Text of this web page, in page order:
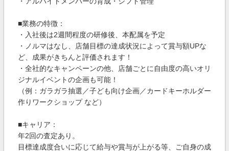
■業務の特徴：
・入社後は2週間程度の研修後、本配属を予定
・ノルマはなし、店舗目標の達成状況によって賞与額UPな
ど、成果がきちんと評価されます！
・全社的なキャンペーンの他、店舗ごとに自由度の高いオリ
ジナルイベントの企画も可能！
（例：ガラガラ抽選／子ども向け企画／カードキーホルダー
作りワークショップ など）
■キャリア：
年2回の査定あり。
目標達成度合いに応じて給与や賞与が上がる等、ご自身の成